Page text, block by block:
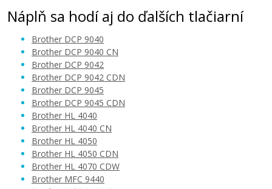
Brother TN-130/135 Čierny
Náplň sa hodí aj do ďalších tlačiarní
Brother DCP 9040
Brother DCP 9040 CN
Brother DCP 9042
Brother DCP 9042 CDN
Brother DCP 9045
Brother DCP 9045 CDN
Brother HL 4040
Brother HL 4040 CN
Brother HL 4050
Brother HL 4050 CDN
Brother HL 4070 CDW
Brother MFC 9440